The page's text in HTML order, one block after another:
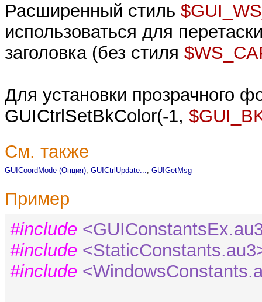
Расширенный стиль
использоваться для
заголовка (без стиля
Для установки прозрачного
GUICtrlSetBkColor(-1,
См. также
GUICoordMode (Опция) GUICtrlUpdate... GUIGetMsg
Пример
#include
#include
#include